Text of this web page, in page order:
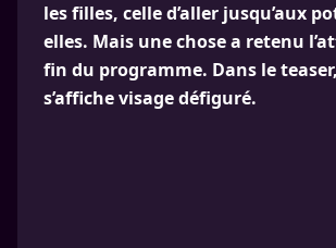
les filles, celle d’aller jusqu’aux
elles. Mais une chose a retenu
fin du programme. Dans le
s’affiche visage défiguré.